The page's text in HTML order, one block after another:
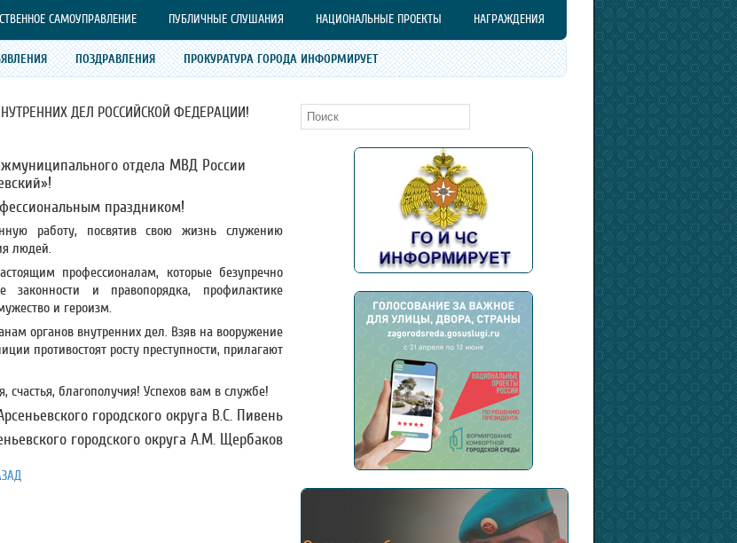
САМОУПРАВЛЕНИЕ ПУБЛИЧНЫЕ СЛУШАНИЯ НАЦИОНАЛЬНЫЕ ПРОЕКТЫ НАГРАЖДЕНИЯ
ПОЗДРАВЛЕНИЯ ПРОКУРАТУРА ГОРОДА ИНФОРМИРУЕТ
ДЕЛ РОССИЙСКОЙ ФЕДЕРАЦИИ!
отдела МВД России
праздником!
работу, посвятив свою жизнь служению
людей.
профессионалам, которые безупречно
и правопорядка, профилактике
и героизм.
органов внутренних дел. Взяв на вооружение
противостоят росту преступности, прилагают
благополучия! Успехов вам в службе!
городского округа В.С. Пивень
городского округа А.М. Щербаков
Поиск